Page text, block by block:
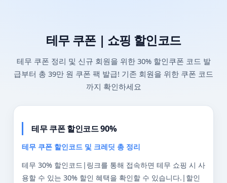
테무 쿠폰 | 쇼핑 할인코드
테무 쿠폰 정리 및 신규 회원을 위한 30% 할인쿠폰 코드 발
급부터 총 39만 원 쿠폰 팩 발급! 기존 회원을 위한 쿠폰 코드
까지 확인하세요
테무 쿠폰 할인코드 90%
테무 쿠폰 할인코드 및 크레딧 총 정리
테무 30% 할인코드|링크를 통해 접속하면 테무 쇼핑 시 사
용할 수 있는 30% 할인 혜택을 확인할 수 있습니다.|할인